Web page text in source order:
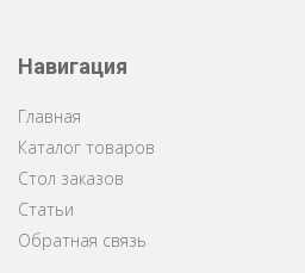
Навигация
Главная
Каталог товаров
Стол заказов
Статьи
Обратная связь